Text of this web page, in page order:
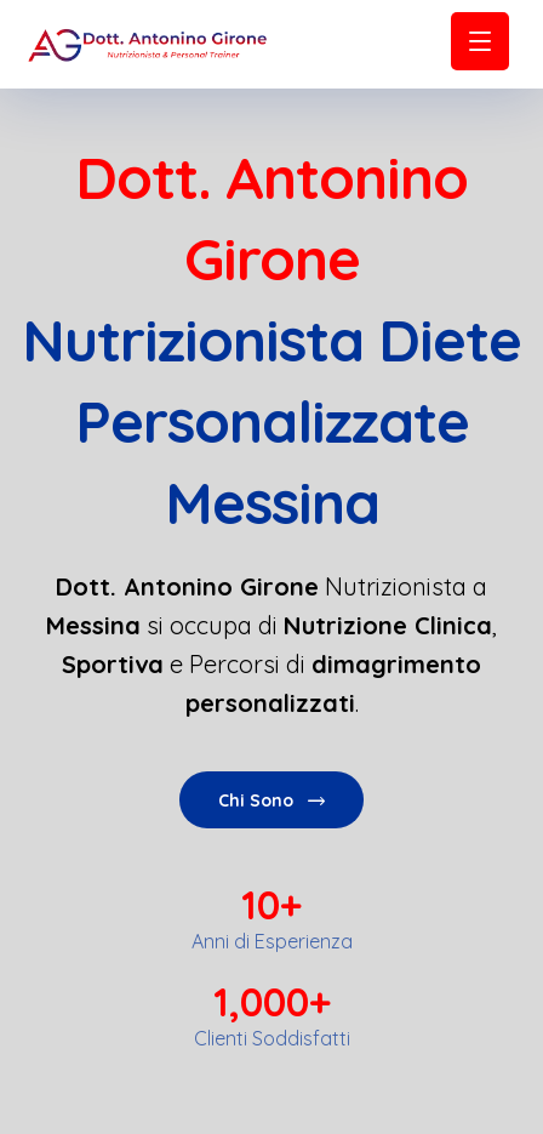
Dott. Antonino
Girone
Nutrizionista Diete
Personalizzate
Messina
Dott. Antonino Girone Nutrizionista a
Messina si occupa di Nutrizione Clinica,
Sportiva e Percorsi di dimagrimento
personalizzati.
Chi Sono
10+
Anni di Esperienza
1,000+
Clienti Soddisfatti